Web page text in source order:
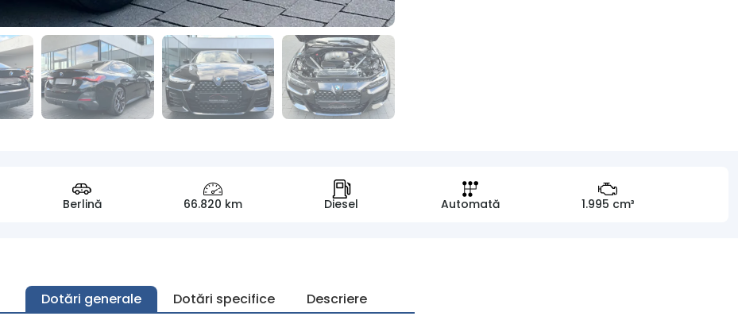
Berlină 66.820 km Diesel Automată 1.995 cm³
Dotări generale Dotări specifice Descriere